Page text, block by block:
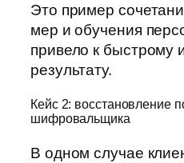
Это пример
мер и обучения
привело к быстрому
результату.
Кейс 2: восстановление
шифровальщика
В одном случае